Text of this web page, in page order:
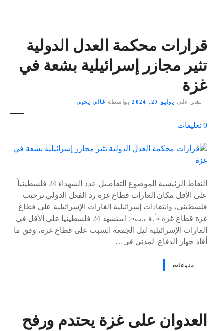
قرارات محكمة العدل الدولية
تثير مجازر إسرائيلية بشعة في
غزة
نشر على يوليو 20, 2024 بواسطة غالي يحيى
0 تعليقات
ى
النقاط الرئيسية الموضوع التفاصيل عدد الشهداء 24 فلسطينياً
على الأقل مكان الغارات قطاع غزة رد الفعل الدولي ترحيب
فلسطيني، وانتقادات إسرائيلية الغارات الإسرائيلية على قطاع
غزة قطاع غزة «أ.ف.ب»: استشهد 24 فلسطينيا على الأقل في
الغارات الإسرائيلية ليل الجمعة السبت على قطاع غزة، وفق ما
أفاد جهاز الدفاع المدني في…
منوعات
العدوان على غزة يحتدم ورفح